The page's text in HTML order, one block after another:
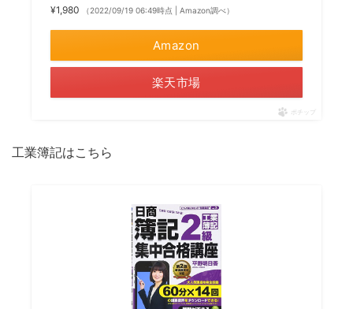
¥1,980
（2022/09/19 06:49時点 | Amazon調べ）
Amazon
楽天市場
ポチップ
工業簿記はこちら